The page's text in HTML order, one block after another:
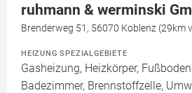
ruhmann & werminski
Brenderweg 51, 56070 Koblenz (29km
HEIZUNG SPEZIALGEBIETE
Gasheizung, Heizkörper,
Badezimmer, Brennstoffzelle,